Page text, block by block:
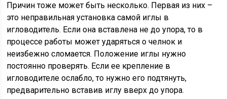
Причин тоже может быть несколько. Первая из них –
это неправильная установка самой иглы в
игловодитель. Если она вставлена не до упора, то в
процессе работы может ударяться о челнок и
неизбежно сломается. Положение иглы нужно
постоянно проверять. Если ее крепление в
игловодителе ослабло, то нужно его подтянуть,
предварительно вставив иглу вверх до упора.